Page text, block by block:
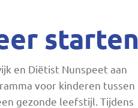
starten
en Diëtist Nunspeet aan
voor kinderen tussen
gezonde leefstijl. Tijdens